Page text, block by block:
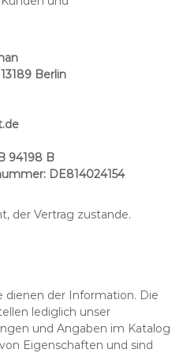
Berlin
94198 B
DE814024154
der Vertrag zustande.
dienen der Information. Die
lediglich unser
und Angaben im Katalog
Eigenschaften und sind